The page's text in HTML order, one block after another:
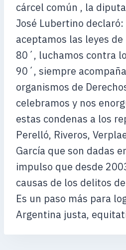
cárcel común , la
José Lubertino declaró:
aceptamos las leyes
80´, luchamos contra
90´, siempre
organismos de
celebramos y nos
estas condenas a los
Perelló, Riveros,
García que son dadas
impulso que desde
causas de los delitos
Es un paso más para
Argentina justa,